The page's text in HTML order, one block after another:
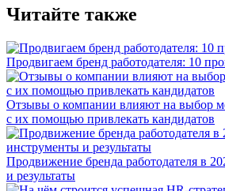
Читайте также
Продвигаем бренд работодателя: 10
Отзывы о компании влияют на выбор
с их помощью привлекать кандидатов
Продвижение бренда работодателя в
и результаты